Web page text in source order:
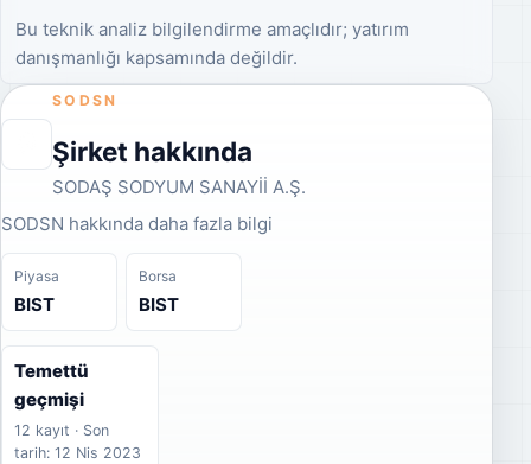
Bu teknik analiz bilgilendirme amaçlıdır; yatırım
danışmanlığı kapsamında değildir.
SODSN
Şirket hakkında
SODAŞ SODYUM SANAYİİ A.Ş.
SODSN hakkında daha fazla bilgi
Piyasa
BIST
Borsa
BIST
Temettü
geçmişi
12 kayıt · Son
tarih: 12 Nis 2023